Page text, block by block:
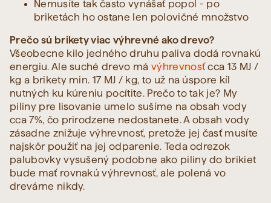
Nemusíte tak často vynášať popol - po
briketách ho ostane len polovičné množstvo
Prečo sú brikety viac výhrevné ako drevo?
Všeobecne kilo jedného druhu paliva dodá rovnakú
energiu. Ale suché drevo má výhrevnosťcca 13 MJ /
kg a brikety min. 17 MJ / kg, to už na úspore kíl
nutných ku kúreniu pocítite. Prečo to tak je? My
piliny pre lisovanie umelo sušíme na obsah vody
cca 7%, čo prirodzene nedostanete. A obsah vody
zásadne znižuje výhrevnosť, pretože jej časť musíte
najskôr použiť na jej odparenie. Teda odrezok
palubovky vysušený podobne ako piliny do brikiet
bude mať rovnakú výhrevnosť, ale polená vo
drevárne nikdy.